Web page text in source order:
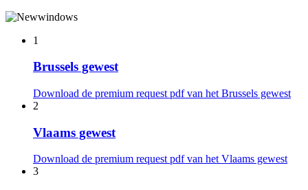
1
Brussels gewest
Download de premium request pdf van het Brussels gewest
2
Vlaams gewest
Download de premium request pdf van het Vlaams gewest
3